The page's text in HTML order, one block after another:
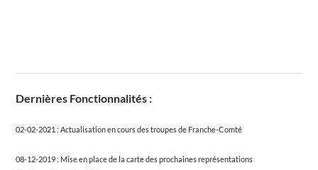
Dernières Fonctionnalités :
02-02-2021 : Actualisation en cours des troupes de Franche-Comté
08-12-2019 : Mise en place de la carte des prochaines représentations